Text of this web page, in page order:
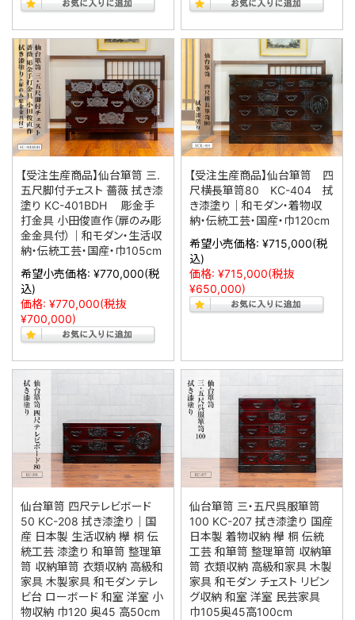
【受注生産商品】仙台箪笥 三.
五尺脚付チェスト 薔薇 拭き漆
塗り KC-401BDH 彫金手
打金具 小田俊直作（扉のみ彫
金金具付）｜和モダン・生活収
納・伝統工芸・国産・巾105cm
希望小売価格: ¥770,000(税
込)
価格: ¥770,000(税抜
¥700,000)
【受注生産商品】仙台箪笥 四
尺横長箪笥80 KC-404 拭
き漆塗り｜和モダン・着物収
納・伝統工芸・国産・巾120cm
希望小売価格: ¥715,000(税
込)
価格: ¥715,000(税抜
¥650,000)
仙台箪笥 四尺テレビボード
50 KC-208 拭き漆塗り｜国
産 日本製 生活収納 欅 桐 伝
統工芸 漆塗り 和箪笥 整理箪
笥 収納箪笥 衣類収納 高級和
家具 木製家具 和モダン テレ
ビ台 ローボード 和室 洋室 小
物収納 巾120 奥45 高50cm
仙台箪笥 三・五尺呉服箪笥
100 KC-207 拭き漆塗り 国産
日本製 着物収納 欅 桐 伝統
工芸 和箪笥 整理箪笥 収納箪
笥 衣類収納 高級和家具 木製
家具 和モダン チェスト リビン
グ収納 和室 洋室 民芸家具
巾105奥45高100cm